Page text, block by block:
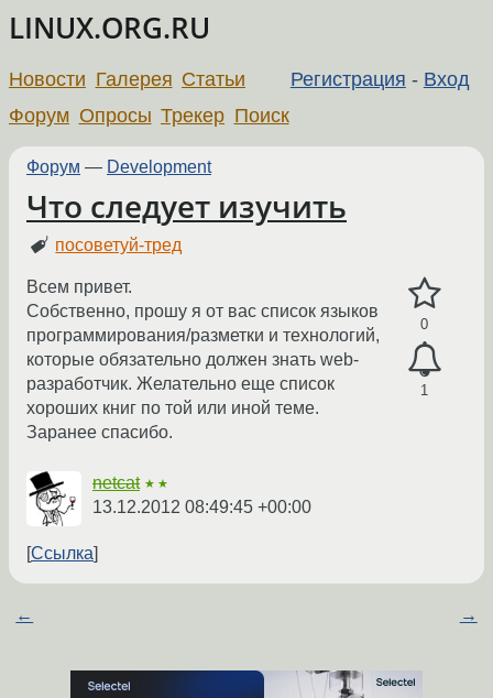
LINUX.ORG.RU
Регистрация - Вход
Новости Галерея Статьи
Форум Опросы Трекер Поиск
Форум — Development
Что следует изучить
посоветуй-тред
0
1
Всем привет.
Собственно, прошу я от вас список языков
программирования/разметки и технологий,
которые обязательно должен знать web-
разработчик. Желательно еще список
хороших книг по той или иной теме.
Заранее спасибо.
netcat ★★
13.12.2012 08:49:45 +00:00
Ссылка
← →